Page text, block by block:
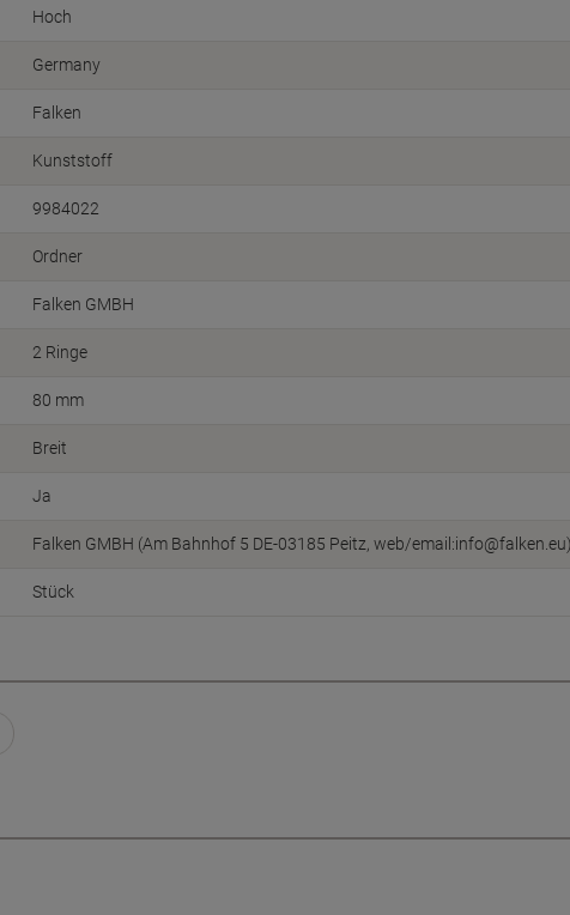
Hoch
Germany
Falken
Kunststoff
9984022
Ordner
Falken GMBH
2 Ringe
80 mm
Breit
Ja
Falken GMBH (Am Bahnhof 5 DE-03185 Peitz, web/
Stück